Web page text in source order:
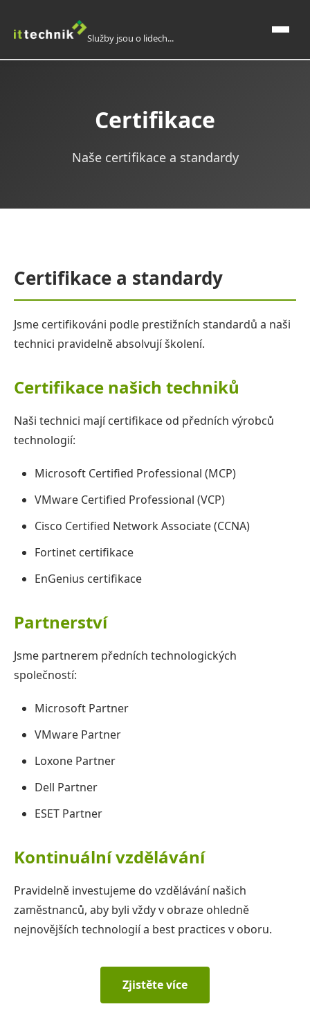
Služby jsou o lidech...
Reference od zákazníků
Certifikace
Pro zákazníky
Kontakt
Certifikace
Naše certifikace a standardy
Certifikace a standardy
Jsme certifikováni podle prestižních standardů a naši
technici pravidelně absolvují školení.
Certifikace našich techniků
Naši technici mají certifikace od předních výrobců
technologií:
Microsoft Certified Professional (MCP)
VMware Certified Professional (VCP)
Cisco Certified Network Associate (CCNA)
Fortinet certifikace
EnGenius certifikace
Partnerství
Jsme partnerem předních technologických
společností:
Microsoft Partner
VMware Partner
Loxone Partner
Dell Partner
ESET Partner
Kontinuální vzdělávání
Pravidelně investujeme do vzdělávání našich
zaměstnanců, aby byli vždy v obraze ohledně
nejnovějších technologií a best practices v oboru.
Zjistěte více